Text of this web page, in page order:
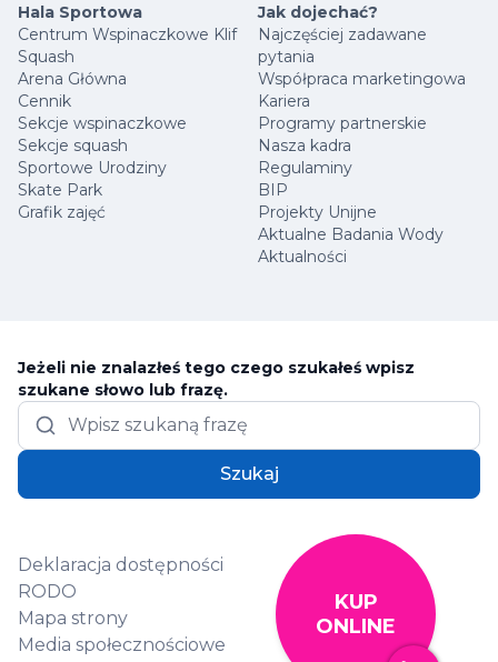
Hala Sportowa
Centrum Wspinaczkowe Klif
Squash
Arena Główna
Cennik
Sekcje wspinaczkowe
Sekcje squash
Sportowe Urodziny
Skate Park
Grafik zajęć
Jak dojechać?
Najczęściej zadawane
pytania
Współpraca marketingowa
Kariera
Programy partnerskie
Nasza kadra
Regulaminy
BIP
Projekty Unijne
Aktualne Badania Wody
Aktualności
Jeżeli nie znalazłeś tego czego szukałeś wpisz
szukane słowo lub frazę.
Szukaj
Deklaracja dostępności
RODO
Mapa strony
Media społecznościowe
KUP
ONLINE